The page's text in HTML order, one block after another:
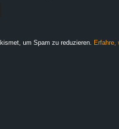
um Spam zu reduzieren. Erfahre,